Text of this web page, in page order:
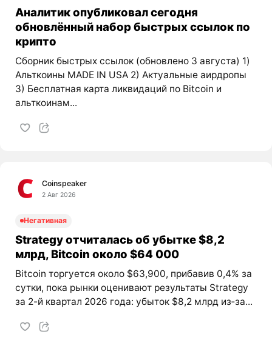
Аналитик опубликовал сегодня
обновлённый набор быстрых ссылок по
крипто
Сборник быстрых ссылок (обновлено 3 августа) 1)
Альткоины MADE IN USA 2) Актуальные аирдропы
3) Бесплатная карта ликвидаций по Bitcoin и
альткоинам...
Coinspeaker
2 Авг 2026
Негативная
Strategy отчиталась об убытке $8,2
млрд, Bitcoin около $64 000
Bitcoin торгуется около $63,900, прибавив 0,4% за
сутки, пока рынки оценивают результаты Strategy
за 2-й квартал 2026 года: убыток $8,2 млрд из‑за...